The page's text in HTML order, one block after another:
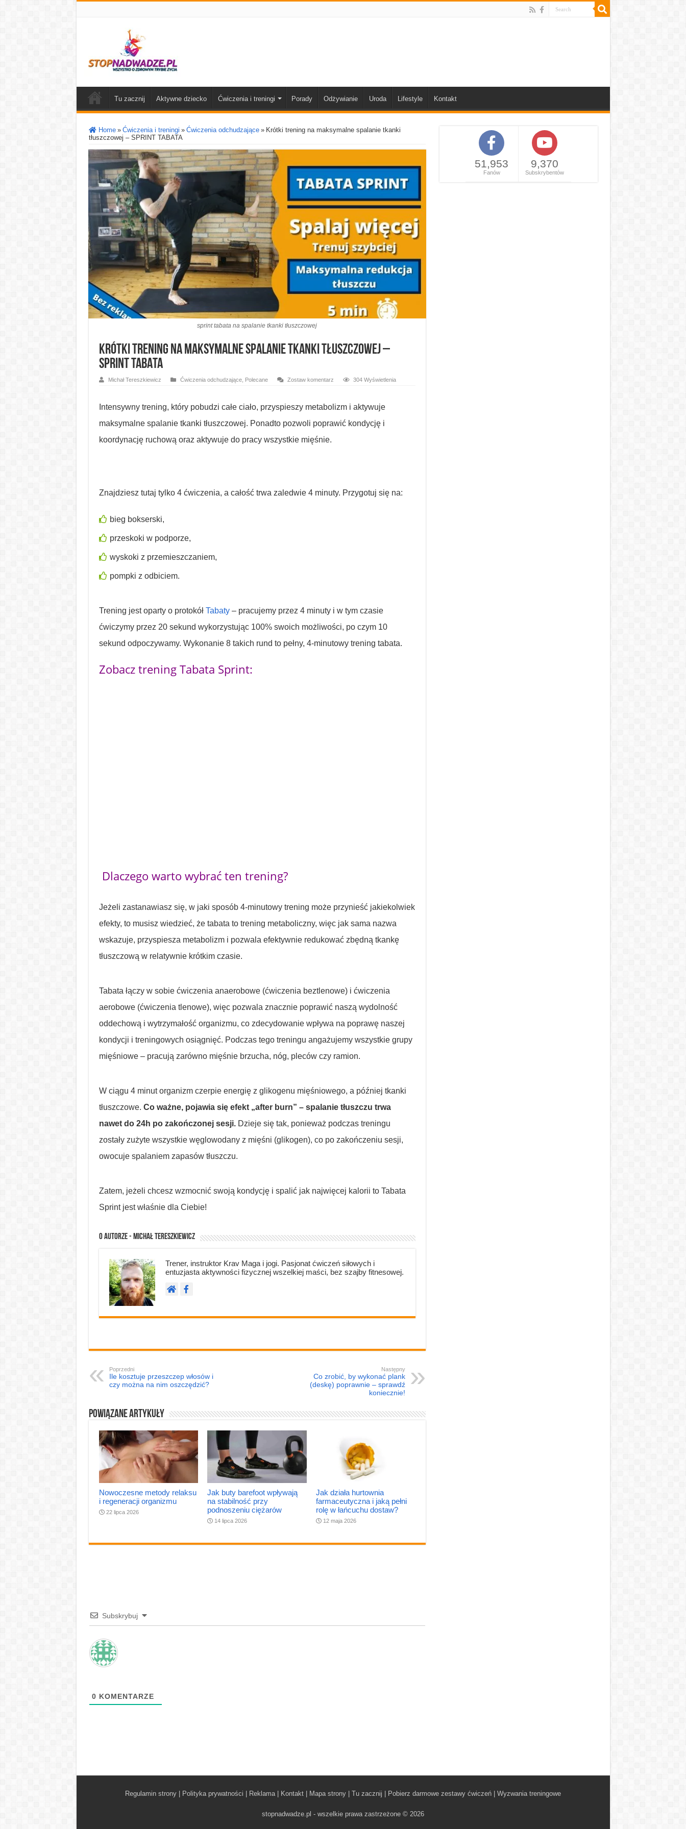
Tu zacznij Aktywne dziecko Ćwiczenia i treningi Porady Odżywianie Uroda Lifestyle Kontakt
Home » Ćwiczenia i treningi » Ćwiczenia odchudzające » Krótki trening na maksymalne spalanie tkanki
tłuszczowej – SPRINT TABATA
sprint tabata na spalanie tkanki tłuszczowej
Krótki trening na maksymalne spalanie tkanki tłuszczowej –
SPRINT TABATA
Michał Tereszkiewicz Ćwiczenia odchudzające, Polecane Zostaw komentarz 304 Wyświetlenia
Intensywny trening, który pobudzi całe ciało, przyspieszy metabolizm i aktywuje
maksymalne spalanie tkanki tłuszczowej. Ponadto pozwoli poprawić kondycję i
koordynację ruchową oraz aktywuje do pracy wszystkie mięśnie.
Znajdziesz tutaj tylko 4 ćwiczenia, a całość trwa zaledwie 4 minuty. Przygotuj się na:
bieg bokserski,
przeskoki w podporze,
wyskoki z przemieszczaniem,
pompki z odbiciem.
Trening jest oparty o protokół Tabaty– pracujemy przez 4 minuty i w tym czasie
ćwiczymy przez 20 sekund wykorzystując 100% swoich możliwości, po czym 10
sekund odpoczywamy. Wykonanie 8 takich rund to pełny, 4-minutowy trening tabata.
Zobacz trening Tabata Sprint:
Dlaczego warto wybrać ten trening?
Jeżeli zastanawiasz się, w jaki sposób 4-minutowy trening może przynieść jakiekolwiek
efekty, to musisz wiedzieć, że tabata to trening metaboliczny, więc jak sama nazwa
wskazuje, przyspiesza metabolizm i pozwala efektywnie redukować zbędną tkankę
tłuszczową w relatywnie krótkim czasie.
Tabata łączy w sobie ćwiczenia anaerobowe (ćwiczenia beztlenowe) i ćwiczenia
aerobowe (ćwiczenia tlenowe), więc pozwala znacznie poprawić naszą wydolność
oddechową i wytrzymałość organizmu, co zdecydowanie wpływa na poprawę naszej
kondycji i treningowych osiągnięć. Podczas tego treningu angażujemy wszystkie grupy
mięśniowe – pracują zarówno mięśnie brzucha, nóg, pleców czy ramion.
W ciągu 4 minut organizm czerpie energię z glikogenu mięśniowego, a później tkanki
tłuszczowe. Co ważne, pojawia się efekt „after burn” – spalanie tłuszczu trwa
nawet do 24h po zakończonej sesji.Dzieje się tak, ponieważ podczas treningu
zostały zużyte wszystkie węglowodany z mięśni (glikogen), co po zakończeniu sesji,
owocuje spalaniem zapasów tłuszczu.
Zatem, jeżeli chcesz wzmocnić swoją kondycję i spalić jak najwięcej kalorii to Tabata
Sprint jest właśnie dla Ciebie!
O autorze - Michał Tereszkiewicz
Trener, instruktor Krav Maga i jogi. Pasjonat ćwiczeń siłowych i
entuzjasta aktywności fizycznej wszelkiej maści, bez szajby fitnesowej.
Poprzedni
Ile kosztuje przeszczep włosów i
czy można na nim oszczędzić?
Następny
Co zrobić, by wykonać plank
(deskę) poprawnie – sprawdź
koniecznie!
Powiązane artykuły
Nowoczesne metody relaksu
i regeneracji organizmu
22 lipca 2026
Jak buty barefoot wpływają
na stabilność przy
podnoszeniu ciężarów
14 lipca 2026
Jak działa hurtownia
farmaceutyczna i jaką pełni
rolę w łańcuchu dostaw?
12 maja 2026
Subskrybuj
0 KOMENTARZE
51,953
Fanów
9,370
Subskrybentów
Regulamin strony Polityka prywatności Reklama| Kontakt Mapa strony Tu zacznij Pobierz darmowe zestawy ćwiczeń Wyzwania treningowe
stopnadwadze.pl - wszelkie prawa zastrzeżone © 2026